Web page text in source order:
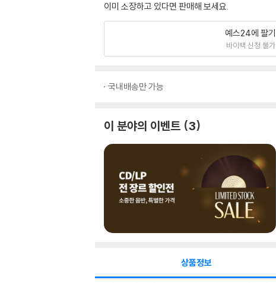
이미 소장하고 있다면 판매해 보세요.
예스24에 팔기
바이백 신청 불가
국내배송만 가능
이 분야의 이벤트 3
상품정보